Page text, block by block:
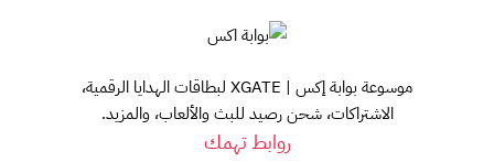
موسوعة بوابة إكس | XGATE لبطاقات الهدايا الرقمية،
الاشتراكات، شحن رصيد للبث والألعاب، والمزيد.
روابط تهمك